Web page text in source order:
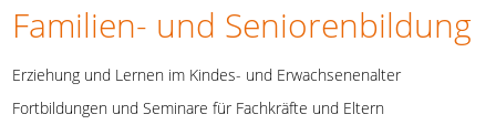
Familien- und Seniorenbildung
Erziehung und Lernen im Kindes- und Erwachsenenalter
Fortbildungen und Seminare für Fachkräfte und Eltern